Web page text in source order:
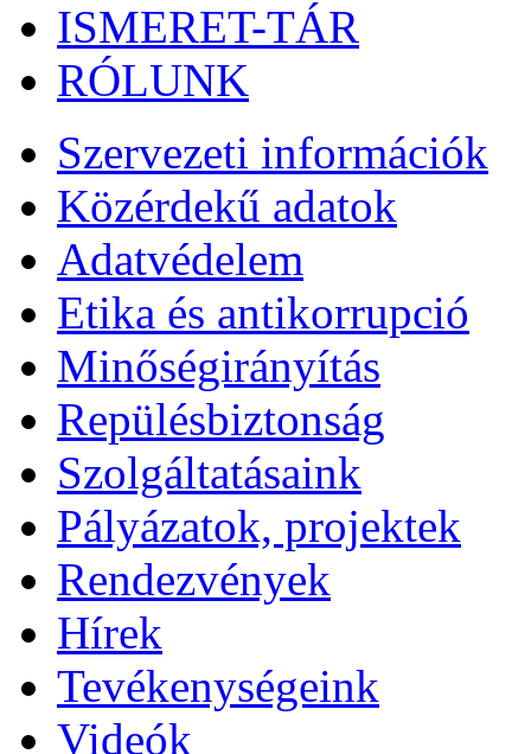
ISMERET-TÁR
RÓLUNK
Szervezeti információk
Közérdekű adatok
Adatvédelem
Etika és antikorrupció
Minőségirányítás
Repülésbiztonság
Szolgáltatásaink
Pályázatok, projektek
Rendezvények
Hírek
Tevékenységeink
Videók